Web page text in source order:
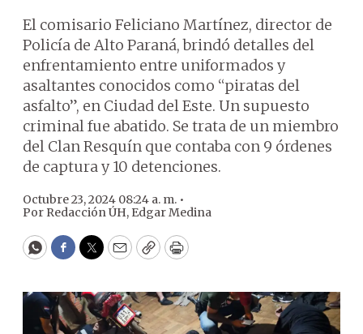
El comisario Feliciano Martínez, director de
Policía de Alto Paraná, brindó detalles del
enfrentamiento entre uniformados y
asaltantes conocidos como “piratas del
asfalto”, en Ciudad del Este. Un supuesto
criminal fue abatido. Se trata de un miembro
del Clan Resquín que contaba con 9 órdenes
de captura y 10 detenciones.
Octubre 23, 2024 08:24 a. m. •
Por Redacción ÚH, Edgar Medina
WhatsApp
Facebook
Twitter
EmailCopyPrint